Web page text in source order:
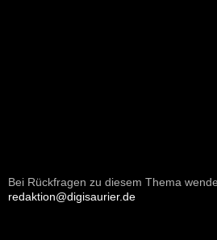
Bei Rückfragen zu diesem Thema
redaktion@digisaurier.de